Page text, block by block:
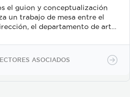
el guion y conceptualización
un trabajo de mesa entre el
el departamento de arte,
historia, nos centramos
de casting, en el tono
claras, paletas de
ASOCIADOS